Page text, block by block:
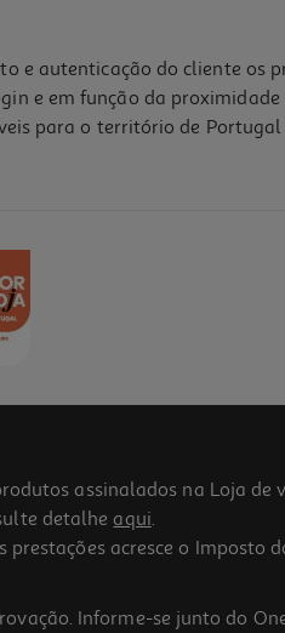
e autenticação do cliente os
e em função da
para o território de
assinalados na Loja
detalhe aqui.
acresce o Imposto
Informe-se junto do